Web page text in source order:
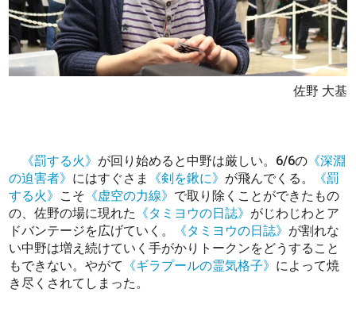
佐野 大基
《罰する火》 が回り始めると中野は厳しい。6/6の 《深淵
の迫害者》 にはすぐさま 《剣を鍬に》 が飛んでくる。
《罰
する火》 こそ 《虚空の力線》 で取り除くことができたもの
の、佐野の場に現れた 《タミヨウの日誌》 がじわじわとア
ドバンテージを広げていく。
《タミヨウの日誌》 が割れな
い中野は増え続けていく手がかりトークンをどうすること
もできない。やがて 《ギラプールの霊気格子》 によって焼
き尽くされてしまった。